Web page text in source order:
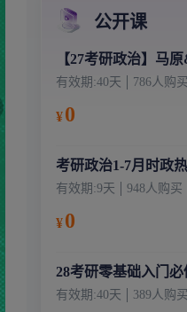
公开课
【27考研政治】马
有效期:40天 786人购买
¥0
考研政治1-7月时政
有效期:9天 948人购买
¥0
28考研零基础入门必
有效期:40天 389人购买